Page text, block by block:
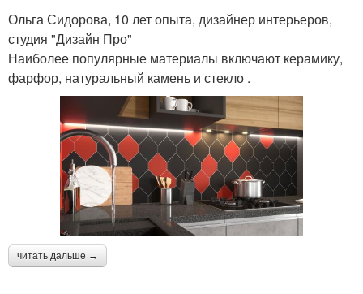
Ольга Сидорова, 10 лет опыта, дизайнер интерьеров,
студия "Дизайн Про"
Наиболее популярные материалы включают керамику,
фарфор, натуральный камень и стекло .
читать дальше →